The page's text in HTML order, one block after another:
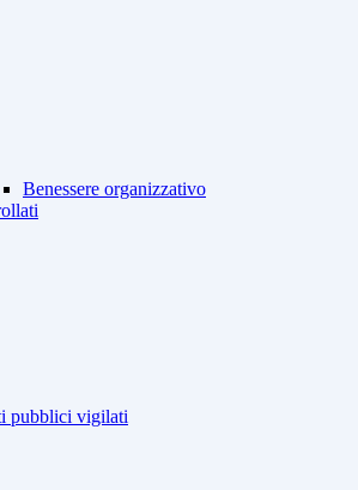
Benessere organizzativo
pubblici vigilati